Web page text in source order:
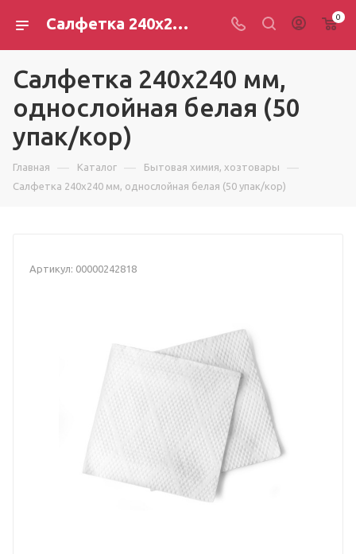
Салфетка 240х240 мм, однослойная белая (50 упак/кор) 0
Салфетка 240х240 мм,
однослойная белая (50
упак/кор)
Главная — Каталог — Бытовая химия, хозтовары —
Салфетка 240х240 мм, однослойная белая (50 упак/кор)
Артикул: 00000242818